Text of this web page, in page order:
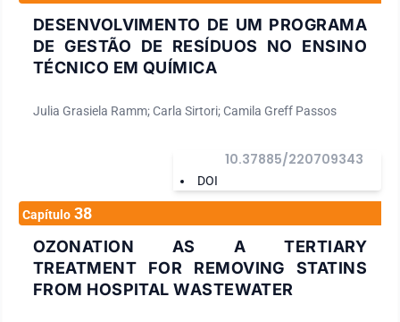
DESENVOLVIMENTO DE UM PROGRAMA
DE GESTÃO DE RESÍDUOS NO ENSINO
TÉCNICO EM QUÍMICA
Julia Grasiela Ramm; Carla Sirtori; Camila Greff Passos
DOI
10.37885/220709343
Capítulo 38
OZONATION AS A TERTIARY
TREATMENT FOR REMOVING STATINS
FROM HOSPITAL WASTEWATER